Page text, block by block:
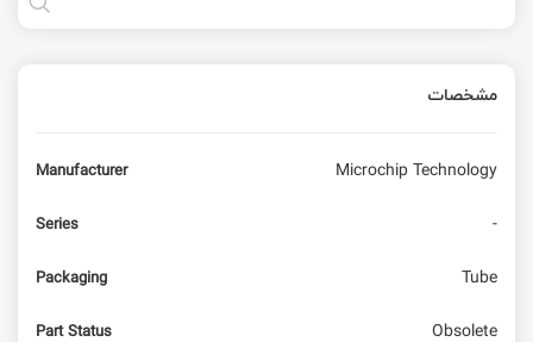
مشخصات
Manufacturer Microchip Technology
Series -
Packaging Tube
Part Status Obsolete